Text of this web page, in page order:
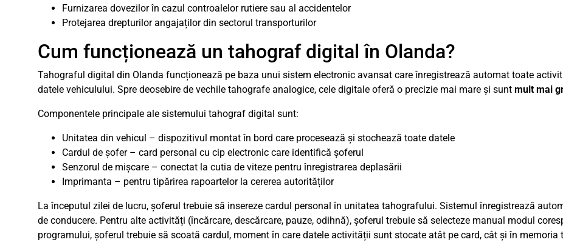
Furnizarea dovezilor în cazul controalelor rutiere sau al accidentelor
Protejarea drepturilor angajaților din sectorul transporturilor
Cum funcționează un tahograf digital în Olanda?
Tahograful digital din Olanda funcționează pe baza unui sistem electronic avansat care înregistrează automat toate
datele vehiculului. Spre deosebire de vechile tahografe analogice, cele digitale oferă o precizie mai mare și sunt mult mai
Componentele principale ale sistemului tahograf digital sunt:
Unitatea din vehicul – dispozitivul montat în bord care procesează și stochează toate datele
Cardul de șofer – card personal cu cip electronic care identifică șoferul
Senzorul de mișcare – conectat la cutia de viteze pentru înregistrarea deplasării
Imprimanta – pentru tipărirea rapoartelor la cererea autorităților
La începutul zilei de lucru, șoferul trebuie să insereze cardul personal în unitatea tahografului. Sistemul înregistrează
de conducere. Pentru alte activități (încărcare, descărcare, pauze, odihnă), șoferul trebuie să selecteze manual modul
programului, șoferul trebuie să scoată cardul, moment în care datele activității sunt stocate atât pe card, cât și în memoria